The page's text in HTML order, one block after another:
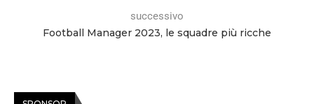
successivo
Football Manager 2023, le squadre più ricche